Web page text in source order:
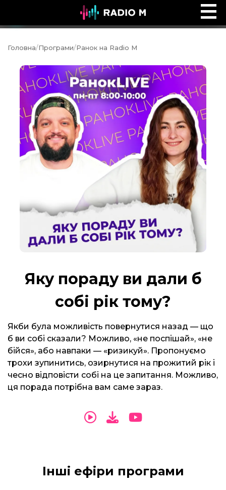
Ефір Radio M
Головна/Програми/Ранок на Radio M
Яку пораду ви дали б
собі рік тому?
Якби була можливість повернутися назад — що
б ви собі сказали? Можливо, «не поспішай», «не
бійся», або навпаки — «ризикуй». Пропонуємо
трохи зупинитись, озирнутися на прожитий рік і
чесно відповісти собі на це запитання. Можливо,
ця порада потрібна вам саме зараз.
Інші ефіри програми